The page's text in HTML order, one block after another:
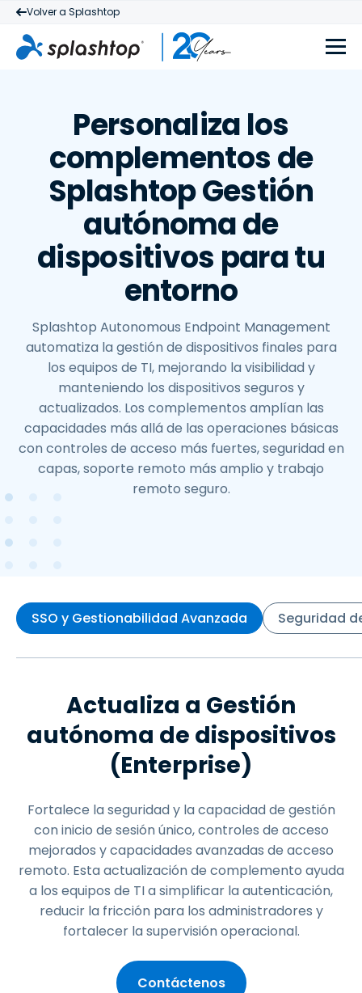
Volver a Splashtop
Personaliza los
complementos de
Splashtop Gestión
autónoma de
dispositivos para tu
entorno
Splashtop Autonomous Endpoint Management
automatiza la gestión de dispositivos finales para
los equipos de TI, mejorando la visibilidad y
manteniendo los dispositivos seguros y
actualizados. Los complementos amplían las
capacidades más allá de las operaciones básicas
con controles de acceso más fuertes, seguridad en
capas, soporte remoto más amplio y trabajo
remoto seguro.
SSO y Gestionabilidad Avanzada Seguridad
Actualiza a Gestión
autónoma de dispositivos
(Enterprise)
Fortalece la seguridad y la capacidad de gestión
con inicio de sesión único, controles de acceso
mejorados y capacidades avanzadas de acceso
remoto. Esta actualización de complemento ayuda
a los equipos de TI a simplificar la autenticación,
reducir la fricción para los administradores y
fortalecer la supervisión operacional.
Contáctenos